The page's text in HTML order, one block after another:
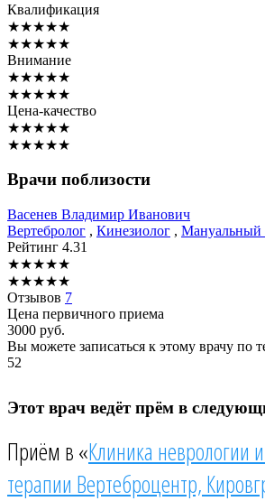
Квалификация
★★★★★
★★★★★
Внимание
★★★★★
★★★★★
Цена-качество
★★★★★
★★★★★
Врачи поблизости
Васенев Владимир Иванович
Вертебролог , Кинезиолог , Мануальный
Рейтинг 4.31
★★★★★
★★★★★
Отзывов 7
Цена первичного приема
3000 руб.
Вы можете записаться к этому врачу по
52
Этот врач ведёт прём в
Приём в «Клиника неврологии
терапии Вертеброцентр,